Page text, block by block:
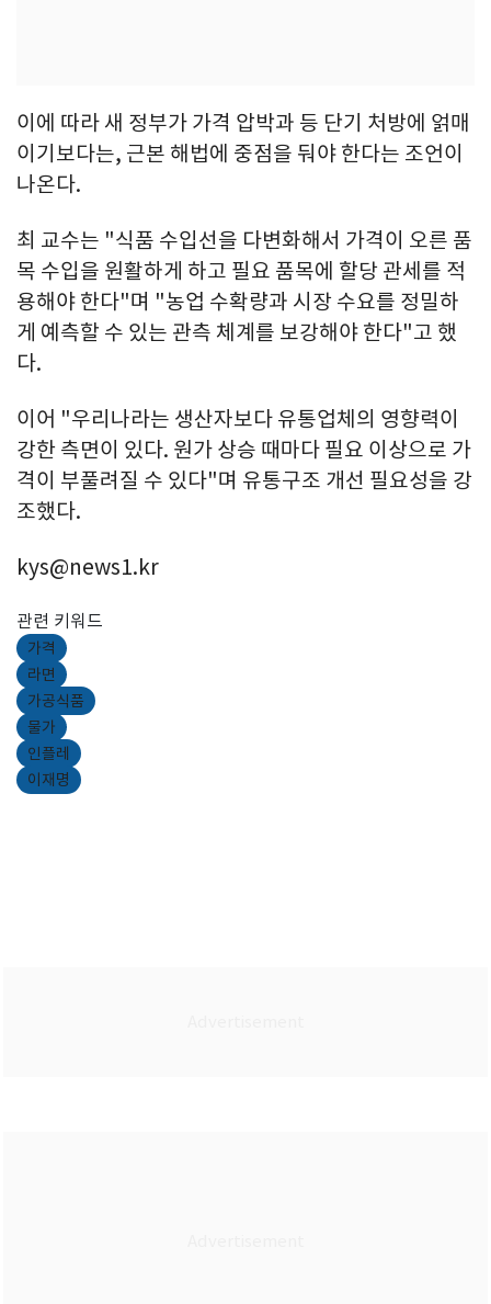
이에 따라 새 정부가 가격 압박과 등 단기 처방에 얽매
이기보다는, 근본 해법에 중점을 둬야 한다는 조언이
나온다.
최 교수는 "식품 수입선을 다변화해서 가격이 오른 품
목 수입을 원활하게 하고 필요 품목에 할당 관세를 적
용해야 한다"며 "농업 수확량과 시장 수요를 정밀하
게 예측할 수 있는 관측 체계를 보강해야 한다"고 했
다.
이어 "우리나라는 생산자보다 유통업체의 영향력이
강한 측면이 있다. 원가 상승 때마다 필요 이상으로 가
격이 부풀려질 수 있다"며 유통구조 개선 필요성을 강
조했다.
kys@news1.kr
관련 키워드
가격
라면
가공식품
물가
인플레
이재명